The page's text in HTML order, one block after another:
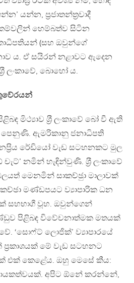
යන්න, ප‍්‍රජාතන්ත‍්‍රවාදී
හෙම්බත්ව සිටින
(සහ ඔවුන්ගේ
ය. ඒ සයිරන් නළාවට ඇදෙන
ලංකාවේ, බොහෝ ය.
මිථ්‍යාව ශ‍්‍රී ලංකාවේ බෝ වී ඇති
පෙනුණි. ඇමරිකානු ජනාධිපති
රේඩියෝ වැඩ සටහනකට මුල
නමින් හැඳින්වුණි. ශ‍්‍රී ලංකාවේ
මෙනමින් සාකච්ඡුා මාලාවක්
මණ්ඩපයට ව්‍යාපාරික ධන
සහභාගී වූහ. ඔවුන්ගෙන්
පිළිබඳ විවේචනාත්මක මතයක්
‘සොෆ්ට් ලොජික්’ ව්‍යාපාරයේ
මේ වැඩ සටහනට
එක් කෙළේය. ඔහු මෙසේ කීය:
අපිට ඕනේ කරන්නේ,